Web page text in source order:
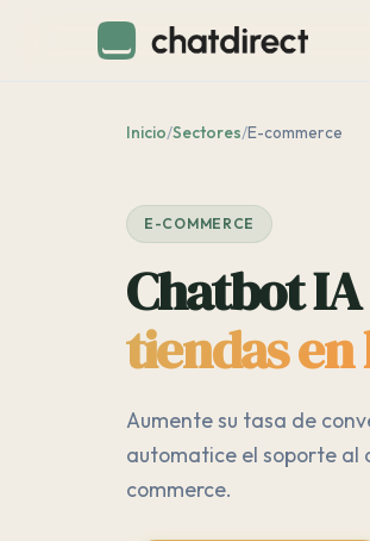
Inicio/Sectores/E-commerce
E-COMMERCE
Chatbot
tiendas en
Aumente su tasa de
automatice el soporte al
commerce.